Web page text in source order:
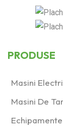
PRODUSE
Masini
Masini De